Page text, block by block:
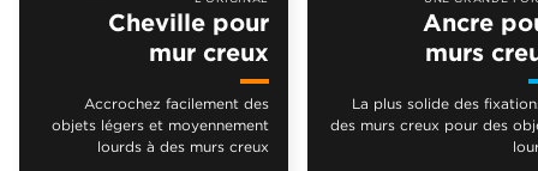
Cheville pour
mur creux
Accrochez facilement des
objets légers et moyennement
lourds à des murs creux
Ancre
murs
La plus solide des
des murs creux pour des